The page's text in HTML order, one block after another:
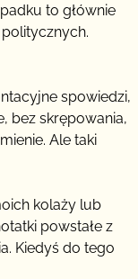
to głównie
spowiedzi,
bez skrępowania,
Ale taki
kolaży lub
powstałe z
Kiedyś do tego